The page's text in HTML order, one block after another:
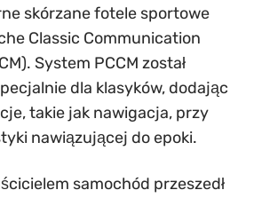
skórzane fotele sportowe
Classic Communication
System PCCM został
dla klasyków, dodając
takie jak nawigacja, przy
nawiązującej do epoki.
samochód przeszedł